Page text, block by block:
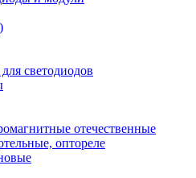
светодиодов
отечественные
оптореле